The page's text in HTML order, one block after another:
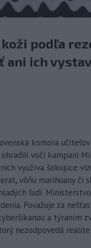
podľa
ich
komora
voči kampani
využíva šokujúce
vôňu marihuany či
ľudí.
Považuje za
a týraním
nezodpovedá